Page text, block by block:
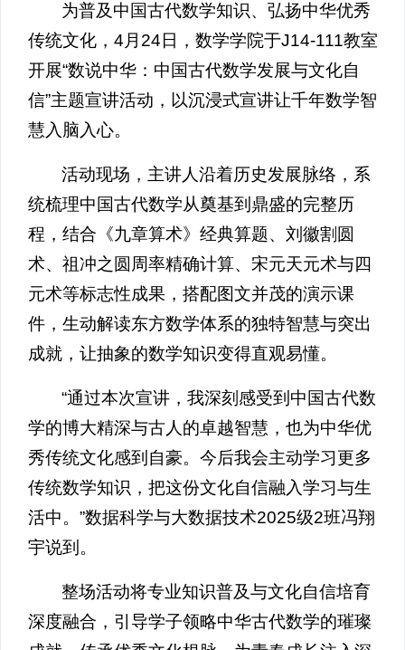
为普及中国古代数学知识、弘扬中华优秀
传统文化，4月24日，数学学院于J14-111教室
开展“数说中华：中国古代数学发展与文化自
信”主题宣讲活动，以沉浸式宣讲让千年数学智
慧入脑入心。
活动现场，主讲人沿着历史发展脉络，系
统梳理中国古代数学从奠基到鼎盛的完整历
程，结合《九章算术》经典算题、刘徽割圆
术、祖冲之圆周率精确计算、宋元天元术与四
元术等标志性成果，搭配图文并茂的演示课
件，生动解读东方数学体系的独特智慧与突出
成就，让抽象的数学知识变得直观易懂。
“通过本次宣讲，我深刻感受到中国古代数
学的博大精深与古人的卓越智慧，也为中华优
秀传统文化感到自豪。今后我会主动学习更多
传统数学知识，把这份文化自信融入学习与生
活中。”数据科学与大数据技术2025级2班冯翔
宇说到。
整场活动将专业知识普及与文化自信培育
深度融合，引导学子领略中华古代数学的璀璨